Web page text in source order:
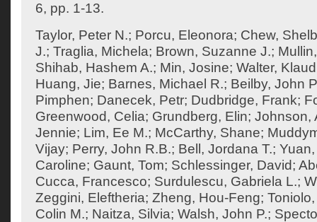
6, pp. 1-13.
Taylor, Peter N.; Porcu, Eleonora; Chew,
J.; Traglia, Michela; Brown, Suzanne J.;
Shihab, Hashem A.; Min, Josine; Walter,
Huang, Jie; Barnes, Michael R.; Beilby, John
Pimphen; Danecek, Petr; Dudbridge, Frank;
Greenwood, Celia; Grundberg, Elin; Johnson,
Jennie; Lim, Ee M.; McCarthy, Shane;
Vijay; Perry, John R.B.; Bell, Jordana T.;
Caroline; Gaunt, Tom; Schlessinger, David;
Cucca, Francesco; Surdulescu, Gabriela L.;
Zeggini, Eleftheria; Zheng, Hou-Feng;
Colin M.; Naitza, Silvia; Walsh, John P.;